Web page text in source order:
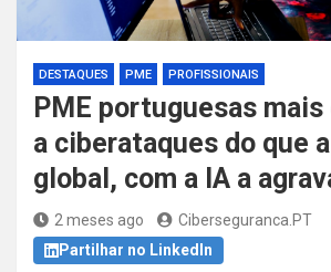
DESTAQUES PME PROFISSIONAIS
PME portuguesas
a ciberataques do que
global, com a IA a
2 meses ago
Ciberseguranca.PT
Partilhar no LinkedIn